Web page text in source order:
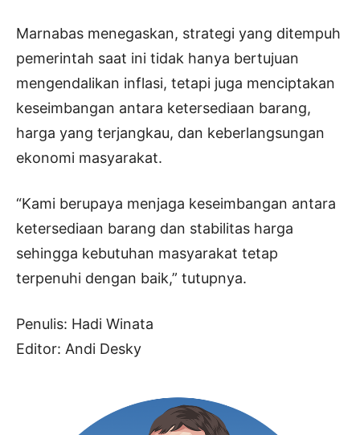
Marnabas menegaskan, strategi yang ditempuh
pemerintah saat ini tidak hanya bertujuan
mengendalikan inflasi, tetapi juga menciptakan
keseimbangan antara ketersediaan barang,
harga yang terjangkau, dan keberlangsungan
ekonomi masyarakat.
“Kami berupaya menjaga keseimbangan antara
ketersediaan barang dan stabilitas harga
sehingga kebutuhan masyarakat tetap
terpenuhi dengan baik,” tutupnya.
Penulis: Hadi Winata
Editor: Andi Desky